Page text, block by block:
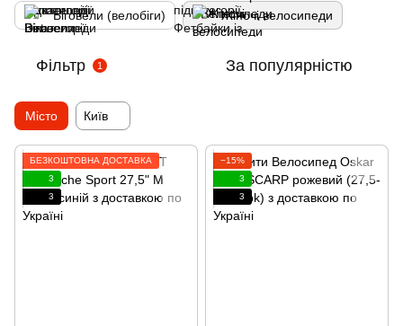
Біговели (велобіги) Жіночі велосипеди
Фільтр 1 За популярністю
Місто Київ
БЕЗКОШТОВНА ДОСТАВКА
3
3
−15%
3
3